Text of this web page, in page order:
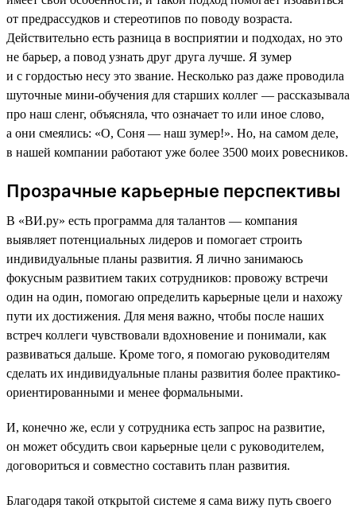
от предрассудков и стереотипов по поводу возраста.
Действительно есть разница в восприятии и подходах, но это
не барьер, а повод узнать друг друга лучше. Я зумер
и с гордостью несу это звание. Несколько раз даже проводила
шуточные мини-обучения для старших коллег — рассказывала
про наш сленг, объясняла, что означает то или иное слово,
а они смеялись: «О, Соня — наш зумер!». Но, на самом деле,
в нашей компании работают уже более 3500 моих ровесников.
Прозрачные карьерные перспективы
В «ВИ.ру» есть программа для талантов — компания
выявляет потенциальных лидеров и помогает строить
индивидуальные планы развития. Я лично занимаюсь
фокусным развитием таких сотрудников: провожу встречи
один на один, помогаю определить карьерные цели и нахожу
пути их достижения. Для меня важно, чтобы после наших
встреч коллеги чувствовали вдохновение и понимали, как
развиваться дальше. Кроме того, я помогаю руководителям
сделать их индивидуальные планы развития более практико-
ориентированными и менее формальными.
И, конечно же, если у сотрудника есть запрос на развитие,
он может обсудить свои карьерные цели с руководителем,
договориться и совместно составить план развития.
Благодаря такой открытой системе я сама вижу путь своего